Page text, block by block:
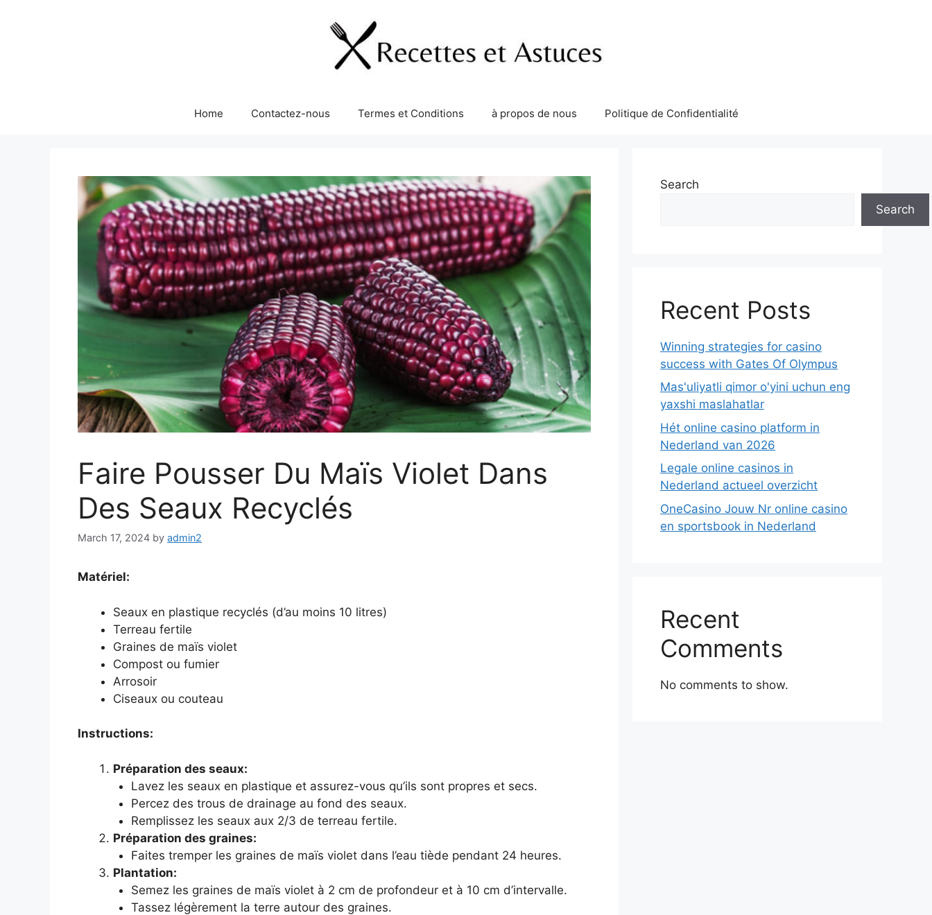
Home Contactez-nous Termes et Conditions à propos de nous Politique de Confidentialité
Faire Pousser Du Maïs Violet Dans
Des Seaux Recyclés
March 17, 2024 by admin2
Matériel:
Seaux en plastique recyclés (d’au moins 10 litres)
Terreau fertile
Graines de maïs violet
Compost ou fumier
Arrosoir
Ciseaux ou couteau
Instructions:
Préparation des seaux:
Lavez les seaux en plastique et assurez-vous qu’ils sont propres et secs.
Percez des trous de drainage au fond des seaux.
Remplissez les seaux aux 2/3 de terreau fertile.
Préparation des graines:
Faites tremper les graines de maïs violet dans l’eau tiède pendant 24 heures.
Plantation:
Semez les graines de maïs violet à 2 cm de profondeur et à 10 cm d’intervalle.
Tassez légèrement la terre autour des graines.
Search
Search
Recent Posts
Winning strategies for casino
success with Gates Of Olympus
Mas'uliyatli qimor o'yini uchun eng
yaxshi maslahatlar
Hét online casino platform in
Nederland van 2026
Legale online casinos in
Nederland actueel overzicht
OneCasino Jouw Nr online casino
en sportsbook in Nederland
Recent
Comments
No comments to show.